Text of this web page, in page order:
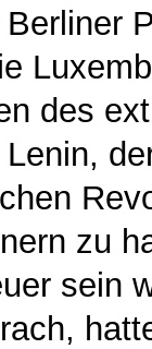
des
zu
sein